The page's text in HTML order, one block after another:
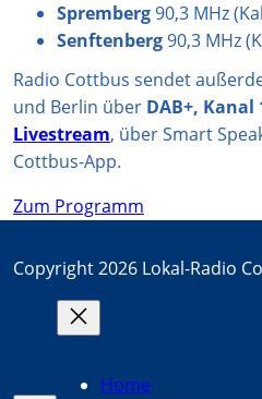
Spremberg90,3 MHz
Senftenberg90,3 MHz
Radio Cottbus sendet
und Berlin über DAB+, Kanal
Livestream, über Smart
Cottbus-App.
Zum Programm
Copyright 2026 Lokal-Radio
Home